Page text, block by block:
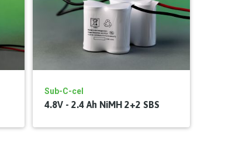
Sub-C-cel
4.8V - 2.4 Ah NiMH 2+2 SBS